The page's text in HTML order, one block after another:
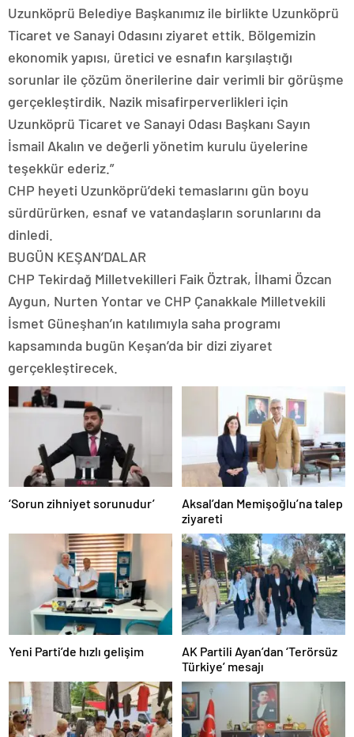
Uzunköprü Belediye Başkanımız ile birlikte Uzunköprü
Ticaret ve Sanayi Odasını ziyaret ettik. Bölgemizin
ekonomik yapısı, üretici ve esnafın karşılaştığı
sorunlar ile çözüm önerilerine dair verimli bir görüşme
gerçekleştirdik. Nazik misafirperverlikleri için
Uzunköprü Ticaret ve Sanayi Odası Başkanı Sayın
İsmail Akalın ve değerli yönetim kurulu üyelerine
teşekkür ederiz.”
CHP heyeti Uzunköprü’deki temaslarını gün boyu
sürdürürken, esnaf ve vatandaşların sorunlarını da
dinledi.
BUGÜN KEŞAN’DALAR
CHP Tekirdağ Milletvekilleri Faik Öztrak, İlhami Özcan
Aygun, Nurten Yontar ve CHP Çanakkale Milletvekili
İsmet Güneşhan’ın katılımıyla saha programı
kapsamında bugün Keşan’da bir dizi ziyaret
gerçekleştirecek.
‘Sorun zihniyet sorunudur’
Aksal’dan Memişoğlu’na talep
ziyareti
Yeni Parti’de hızlı gelişim
AK Partili Ayan’dan ‘Terörsüz
Türkiye’ mesajı